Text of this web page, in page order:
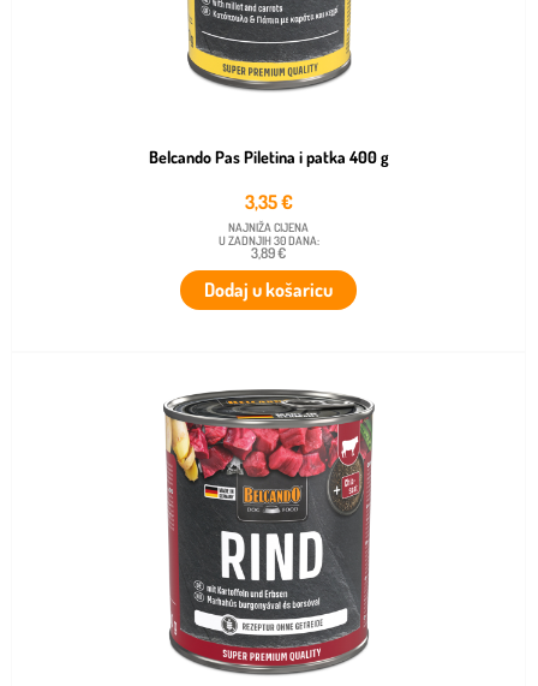
Belcando Pas Piletina i patka 400 g
3,35€
NAJNIŽA CIJENA
U ZADNJIH 30 DANA:
3,89 €
Dodaj u košaricu